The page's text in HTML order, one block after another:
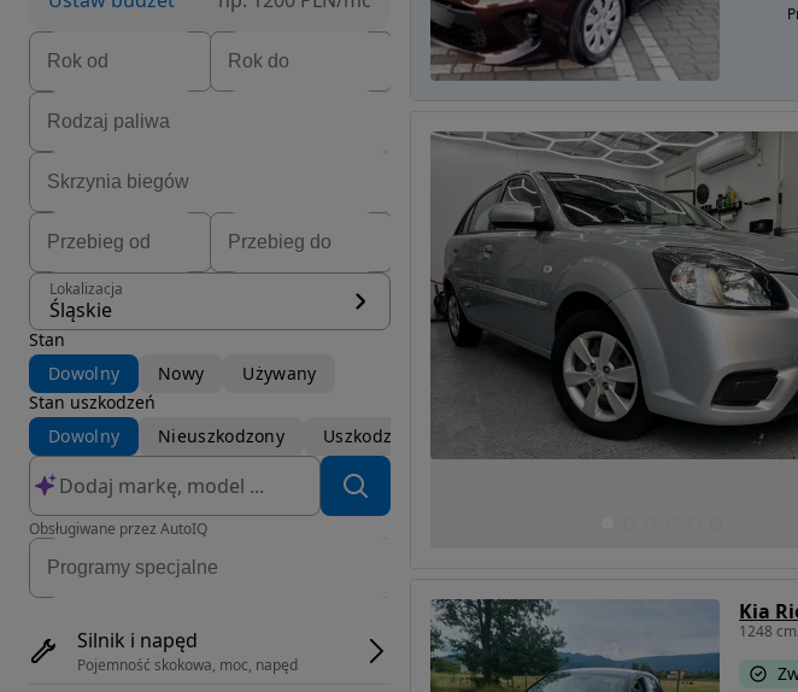
Lokalizacja
Śląskie
Stan
Dowolny
Nowy
Używany
Stan uszkodzeń
Dowolny
Nieuszkodzony Uszkodzony
Obsługiwane przez AutoIQ
Silnik i napęd
Pojemność skokowa, moc, napęd
Kia
1248